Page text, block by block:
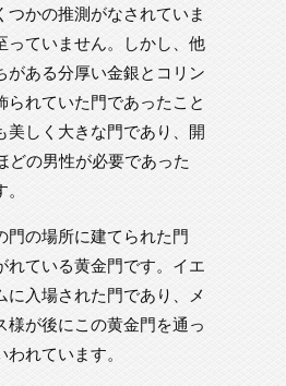
つかの推測がなされていま
っていません。しかし、他
がある分厚い金銀とコリン
られていた門であったこと
美しく大きな門であり、開
どの男性が必要であった
門の場所に建てられた門
れている黄金門です。イエ
に入場された門であり、メ
様が後にこの黄金門を通っ
れています。